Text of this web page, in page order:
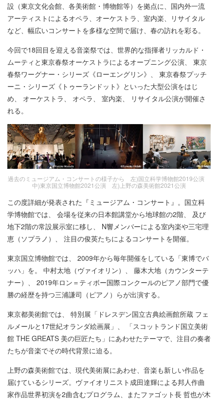
設（東京文化会館、各美術館・博物館等）を拠点に、国内外一流
アーティストによるオペラ、オーケストラ、室内楽、リサイタル
など、幅広いコンサートを多様な空間で届け、春の訪れを彩る。
今回で18回目を迎える音楽祭では、世界的な指揮者リッカルド・
ムーティと東京春祭オーケストラによるオープニング公演、 東京
春祭ワーグナー・シリーズ《ローエングリン》、 東京春祭プッチ
ーニ・シリーズ《トゥーランドット》といった大型公演をはじ
め、 オーケストラ、 オペラ、 室内楽、 リサイタル公演が開催さ
れる。
過去のミュージアム・コンサートの様子から 左)国立科学博物館2019公演
中)東京国立博物館2021公演 左)上野の森美術館2021公演
この度詳細が発表された『ミュージアム・コンサート』。国立科
学博物館では、 会場を従来の日本館講堂から地球館の2階、 及び
地下2階の常設展示室に移し、 N響メンバーによる室内楽や三宅理
恵（ソプラノ）、 注目の俊英たちによるコンサートを開催。
東京国立博物館では、 2009年から毎年開催をしている「東博でバ
ッハ」を。 中村太地（ヴァイオリン）、 藤木大地（カウンターテ
ナー）、 2019年ロン＝ティボー国際コンクールのピアノ部門で優
勝の経歴を持つ三浦謙司（ピアノ）らが出演する。
東京都美術館では、 特別展「ドレスデン国立古典絵画館所蔵 フェ
ルメールと17世紀オランダ絵画展」、 「スコットランド国立美術
館 THE GREATS 美の巨匠たち」にあわせたテーマで、注目の奏者
たちが音楽でその時代背景に迫る。
上野の森美術館では、現代美術展にあわせ、音楽も新しい作品を
届けているシリーズ。ヴァイオリニスト成田達輝による邦人作曲
家作品世界初演を2曲含むプログラム、またファゴット長 哲也が木